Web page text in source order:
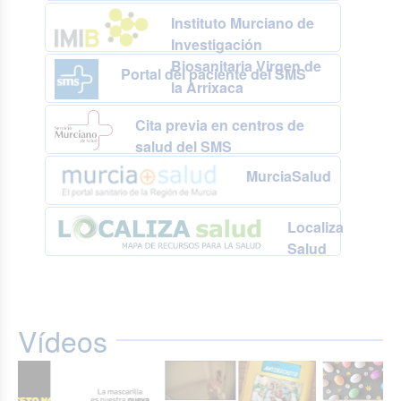
Instituto Murciano de
Investigación
Biosanitaria Virgen de
la Arrixaca
Portal del paciente del SMS
Cita previa en centros de
salud del SMS
MurciaSalud
Localiza
Salud
Vídeos